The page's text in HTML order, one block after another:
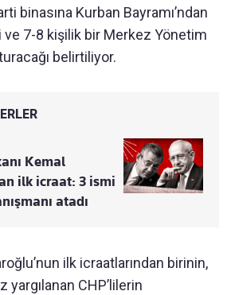
binasına Kurban Bayramı’ndan
7-8 kişilik bir Merkez Yönetim
belirtiliyor.
Kemal
ilk icraat: 3 ismi
atadı
ilk icraatlarından birinin,
CHP’lilerin